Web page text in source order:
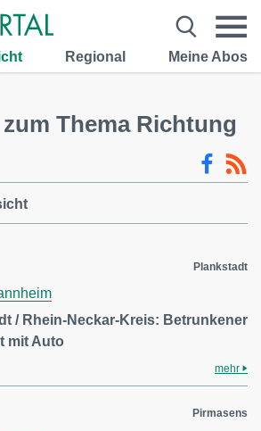
Regional Meine Abos
Thema Richtung
Plankstadt
/ Rhein-Neckar-Kreis: Betrunkener
mit Auto
mehr
Pirmasens